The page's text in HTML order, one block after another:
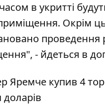
в укритті
Окрім
проведення
- йдеться в
Яремче купив 4